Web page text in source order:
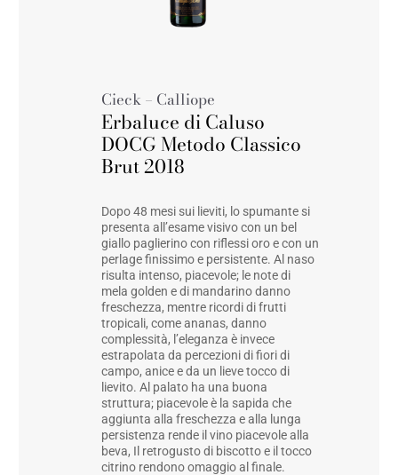
Cieck – Calliope
Erbaluce di Caluso
DOCG Metodo Classico
Brut 2018
Dopo 48 mesi sui lieviti, lo spumante si
presenta all’esame visivo con un bel
giallo paglierino con riflessi oro e con un
perlage finissimo e persistente. Al naso
risulta intenso, piacevole; le note di
mela golden e di mandarino danno
freschezza, mentre ricordi di frutti
tropicali, come ananas, danno
complessità, l’eleganza è invece
estrapolata da percezioni di fiori di
campo, anice e da un lieve tocco di
lievito. Al palato ha una buona
struttura; piacevole è la sapida che
aggiunta alla freschezza e alla lunga
persistenza rende il vino piacevole alla
beva, Il retrogusto di biscotto e il tocco
citrino rendono omaggio al finale.